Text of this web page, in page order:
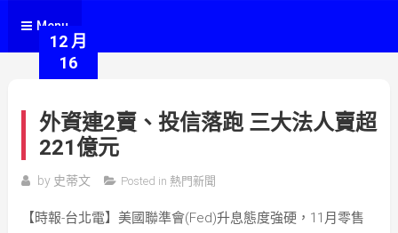
Menu
12 月
16
外資連2賣、投信落跑 三大法人賣超
221億元
by 史蒂文 Posted in 熱門新聞
【時報-台北電】美國聯準會(Fed)升息態度強硬，11月零售